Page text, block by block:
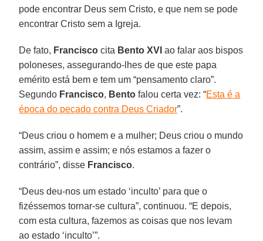
pode encontrar Deus sem Cristo, e que nem se pode
encontrar Cristo sem a Igreja.
De fato, Francisco cita Bento XVI ao falar aos bispos
poloneses, assegurando-lhes de que este papa
emérito está bem e tem um “pensamento claro”.
Segundo Francisco, Bento falou certa vez: “Esta é a
época do pecado contra Deus Criador”.
“Deus criou o homem e a mulher; Deus criou o mundo
assim, assim e assim; e nós estamos a fazer o
contrário”, disse Francisco.
“Deus deu-nos um estado ‘inculto’ para que o
fizéssemos tornar-se cultura”, continuou. “E depois,
com esta cultura, fazemos as coisas que nos levam
ao estado ‘inculto’”.